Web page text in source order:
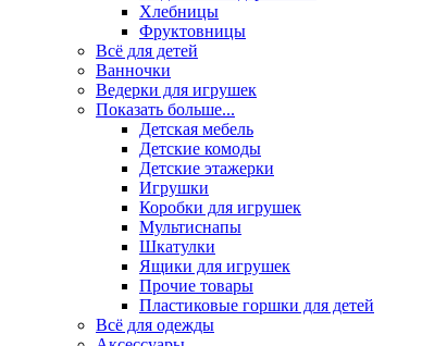
Хлебницы
Фруктовницы
Всё для детей
Ванночки
Ведерки для игрушек
Показать больше...
Детская мебель
Детские комоды
Детские этажерки
Игрушки
Коробки для игрушек
Мультиснапы
Шкатулки
Ящики для игрушек
Прочие товары
Пластиковые горшки для детей
Всё для одежды